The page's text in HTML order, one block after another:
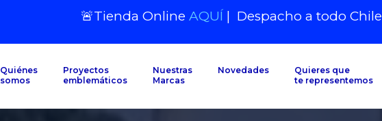
🚨Tienda Online AQUÍ | Despacho a todo Chile
Quiénes
somos
Proyectos
emblemáticos
Nuestras
Marcas
Novedades
Quieres que
te representemos